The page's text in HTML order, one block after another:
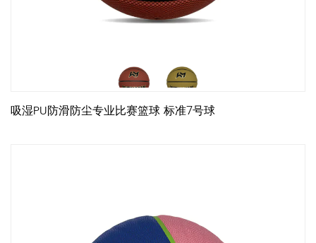
吸湿PU防滑防尘专业比赛篮球 标准7号球